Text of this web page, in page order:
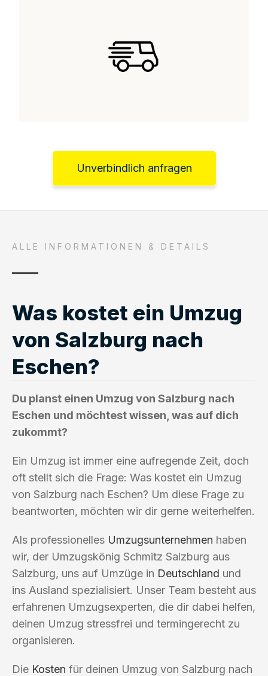
Unverbindlich anfragen
ALLE INFORMATIONEN & DETAILS
Was kostet ein Umzug
von Salzburg nach
Eschen?
Du planst einen Umzug von Salzburg nach
Eschen und möchtest wissen, was auf dich
zukommt?
Ein Umzug ist immer eine aufregende Zeit, doch
oft stellt sich die Frage: Was kostet ein Umzug
von Salzburg nach Eschen? Um diese Frage zu
beantworten, möchten wir dir gerne weiterhelfen.
Als professionelles Umzugsunternehmen haben
wir, der Umzugskönig Schmitz Salzburg aus
Salzburg, uns auf Umzüge in Deutschland und
ins Ausland spezialisiert. Unser Team besteht aus
erfahrenen Umzugsexperten, die dir dabei helfen,
deinen Umzug stressfrei und termingerecht zu
organisieren.
Die Kosten für deinen Umzug von Salzburg nach